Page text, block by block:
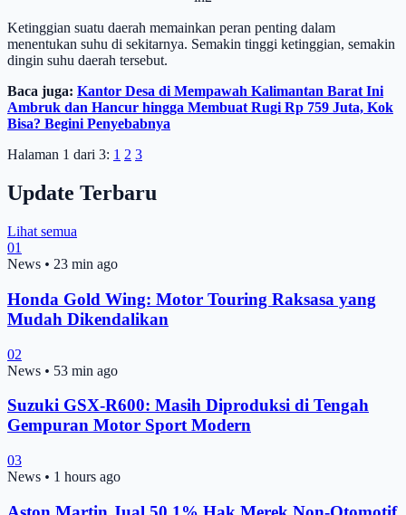
Ketinggian suatu daerah memainkan peran penting dalam
menentukan suhu di sekitarnya. Semakin tinggi ketinggian, semakin
dingin suhu daerah tersebut.
Baca juga: Kantor Desa di Mempawah Kalimantan Barat Ini
Ambruk dan Hancur hingga Membuat Rugi Rp 759 Juta, Kok
Bisa? Begini Penyebabnya
Halaman 1 dari 3: 1 2 3
Update Terbaru
Lihat semua
01
News • 23 min ago
Honda Gold Wing: Motor Touring Raksasa yang
Mudah Dikendalikan
02
News • 53 min ago
Suzuki GSX-R600: Masih Diproduksi di Tengah
Gempuran Motor Sport Modern
03
News • 1 hours ago